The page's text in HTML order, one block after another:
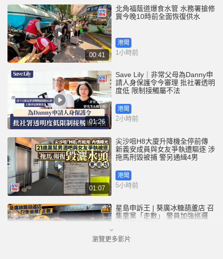
00:41
北角福蔭道爆食水管 水務署搶修
冀今晚10時前全面恢復供水
港聞
1小時前
01:26
Save Lily｜非常父母為Danny申
請人身保護令今審理 批社署透明
度低 限制接觸屬不法
港聞
2小時前
01:07
尖沙咀H8大廈升降機全停前傳
新義安成員與女友爭執遭驅逐 涉
拖馬刑毀被捕 警另通緝4男
港聞
5小時前
星島申訴王 | 葵廣冰糖葫蘆店 召
集童黨「走數」 警員加強巡邏
港聞
瀏覽更多影片